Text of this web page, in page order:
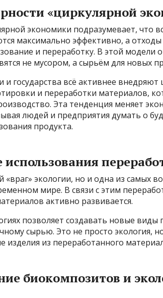
«циркулярной
экономики подразумевает, что
максимально эффективно, а отходы
и переработку. В этой модели
не мусором, а сырьём для новых
государства всё активнее
и переработки материалов,
Эта тенденция меняет
людей и предприятия думать о
продукта.
экологии, но и одна из самых
мире. В связи с этим
активно развивается.
позволяет создавать новые
сырью. Это не просто экология,
изделия из переработанного
биокомпозитов и